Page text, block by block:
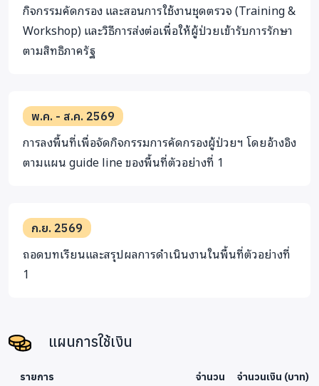
กิจกรรมคัดกรอง และสอนการใช้งานชุดตรวจ (Training &
Workshop) และวิธีการส่งต่อเพื่อให้ผู้ป่วยเข้ารับการรักษา
ตามสิทธิภาครัฐ
พ.ค. - ส.ค. 2569
การลงพื้นที่เพื่อจัดกิจกรรมการคัดกรองผู้ป่วยฯ โดยอ้างอิง
ตามแผน guide line ของพื้นที่ตัวอย่างที่ 1
ก.ย. 2569
ถอดบทเรียนและสรุปผลการดำเนินงานในพื้นที่ตัวอย่างที่
1
แผนการใช้เงิน
รายการ จำนวน จำนวนเงิน (บาท)